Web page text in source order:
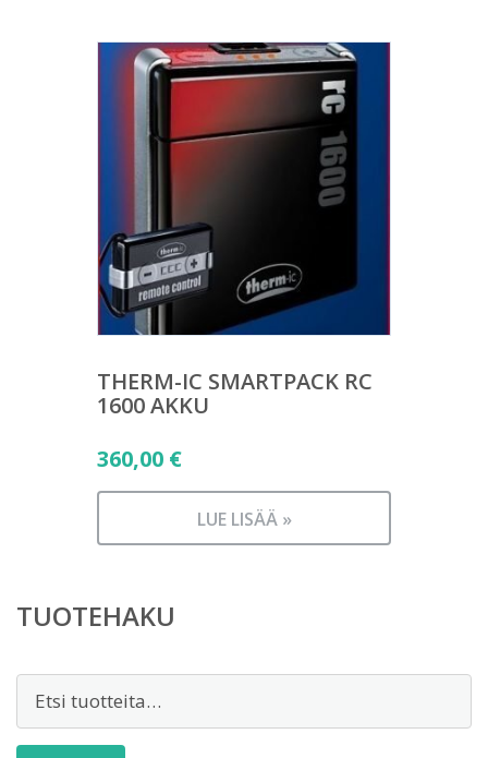
THERM-IC SMARTPACK RC
1600 AKKU
360,00 €
LUE LISÄÄ »
TUOTEHAKU
Etsi: